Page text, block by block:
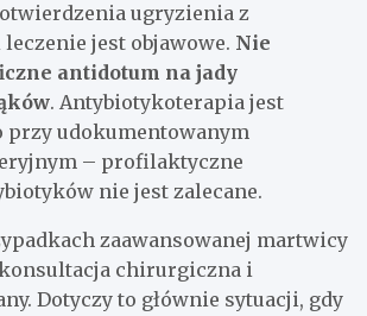
ugryzienia z
jest objawowe. Nie
antidotum na jady
. Antybiotykoterapia jest
przy udokumentowanym
– profilaktyczne
nie jest zalecane.
zaawansowanej martwicy
chirurgiczna i
Dotyczy to głównie sytuacji, gdy